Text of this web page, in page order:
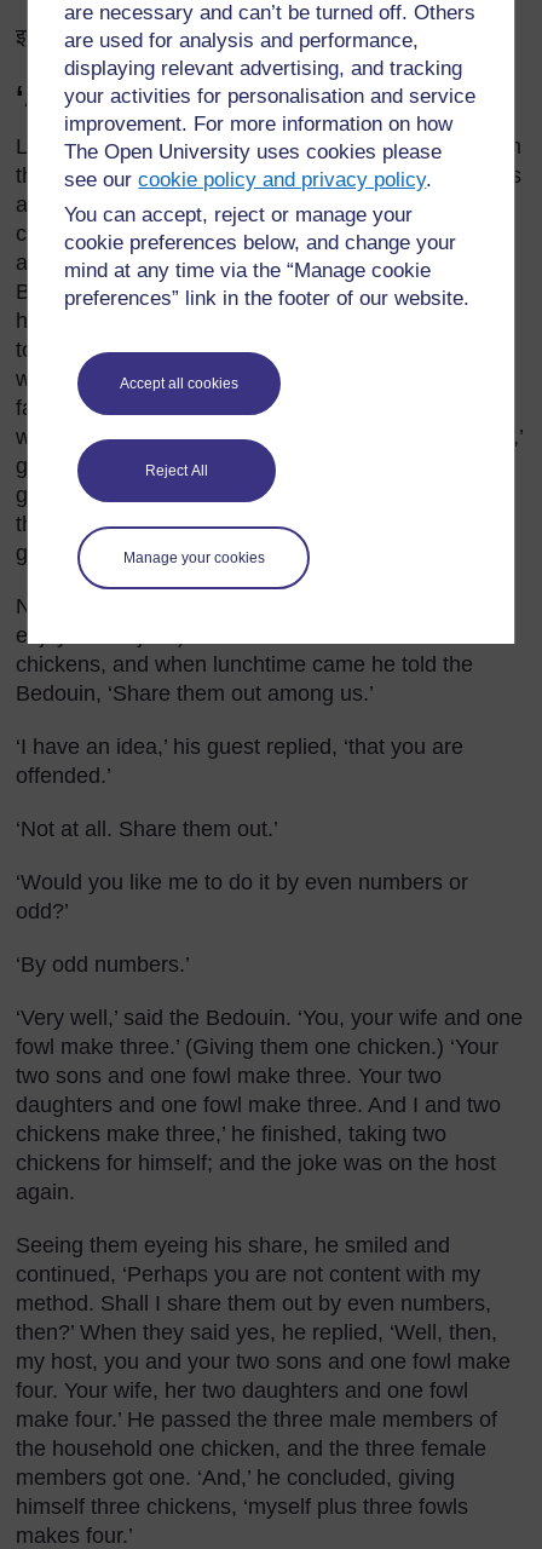
are necessary and can’t be turned off. Others
are used for analysis and performance,
displaying relevant advertising, and tracking
your activities for personalisation and service
improvement. For more information on how
The Open University uses cookies please
see ourcookie policy and privacy policy.
You can accept, reject or manage your
cookie preferences below, and change your
mind at any time via the “Manage cookie
preferences” link in the footer of our website.
Accept all cookies
Reject All
Manage your cookies
इसी लिए कहते हैं – लालच बुरी बला
‘A Tale from Persia’
Long ago, a man from Persia hosted a Bedouin from
the desert, sitting him at table with his wife, two sons
and two daughters. The wife had roasted one
chicken, and the host told his guest: ‘Share it out
among us,’ meaning to make fun of him. The
Bedouin said he did not know how, but if they
humoured him he would try. When they agreed, he
took the chicken and chopped it up, distributing it
with these words: ‘The head for the head of the
family,’ as he gave his host the bird’s head; ‘the two
wings for the two boys, the two legs for the two girls,’
giving them out, and ‘the tail for the old woman,’
giving the wife the tail of the bird and finally, taking
the best portion for himself, ‘The breast for the
guest!’ he said.
Now, the next day, the host said to his wife (having
enjoyed this joke) that she should roast five
chickens, and when lunchtime came he told the
Bedouin, ‘Share them out among us.’
‘I have an idea,’ his guest replied, ‘that you are
offended.’
‘Not at all. Share them out.’
‘Would you like me to do it by even numbers or
odd?’
‘By odd numbers.’
‘Very well,’ said the Bedouin. ‘You, your wife and one
fowl make three.’ (Giving them one chicken.) ‘Your
two sons and one fowl make three. Your two
daughters and one fowl make three. And I and two
chickens make three,’ he finished, taking two
chickens for himself; and the joke was on the host
again.
Seeing them eyeing his share, he smiled and
continued, ‘Perhaps you are not content with my
method. Shall I share them out by even numbers,
then?’ When they said yes, he replied, ‘Well, then,
my host, you and your two sons and one fowl make
four. Your wife, her two daughters and one fowl
make four.’ He passed the three male members of
the household one chicken, and the three female
members got one. ‘And,’ he concluded, giving
himself three chickens, ‘myself plus three fowls
makes four.’